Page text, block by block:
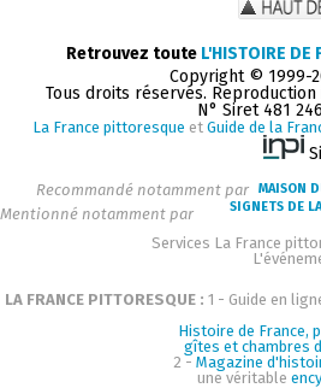
Retrouvez toute L'HISTOIRE DE
Copyright © 1999-
Tous droits réservés. Reproduction
N° Siret 481
La France pittoresque et Guide de la
Recommandé notamment par MAISON
Mentionné notamment par
SIGNETS DE
Services La France
LA FRANCE PITTORESQUE : 1 - Guide en
Histoire de France,
gîtes et chambres
2 - Magazine
une véritable